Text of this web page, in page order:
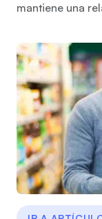
mantiene una